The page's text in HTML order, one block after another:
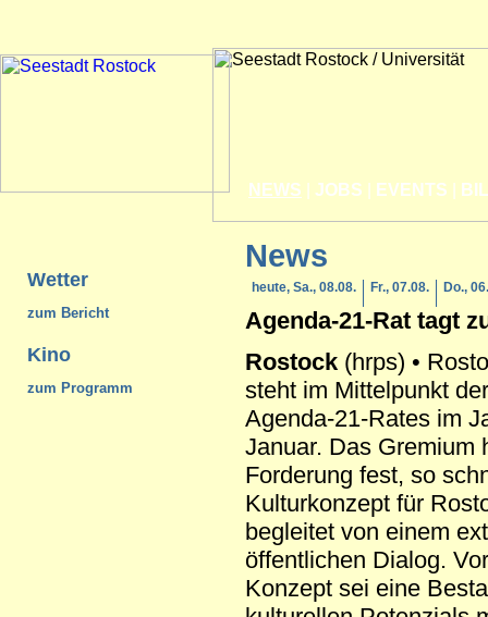
NEWS JOBS EVENTS
Wetter
zum Bericht
Kino
zum Programm
News
heute, Sa., 08.08. Fr., 07.08. Do.,
Agenda-21-Rat tagt
Rostock (hrps) •
steht im Mittelpunkt
Agenda-21-Rates im
Januar. Das Gremium
Forderung fest, so
Kulturkonzept für
begleitet von einem
öffentlichen Dialog.
Konzept sei eine